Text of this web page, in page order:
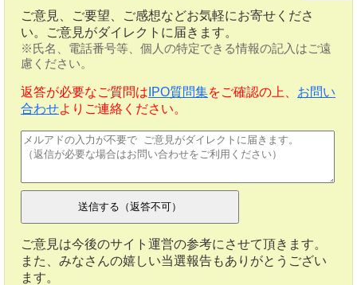
ご意見、ご要望、ご感想などお気軽にお寄せくださ
い。ご意見がダイレクトに届きます。
※氏名、電話番号等、個人の特定できる情報の記入はご遠
慮ください。
返答が必要なご質問は IPO質問集をご確認の上、 お問い
合わせよりご連絡ください。
ご意見は今後のサイト運営の参考にさせて頂きます。
また、みなさんの嬉しい当選報告もありがとうござい
ます。